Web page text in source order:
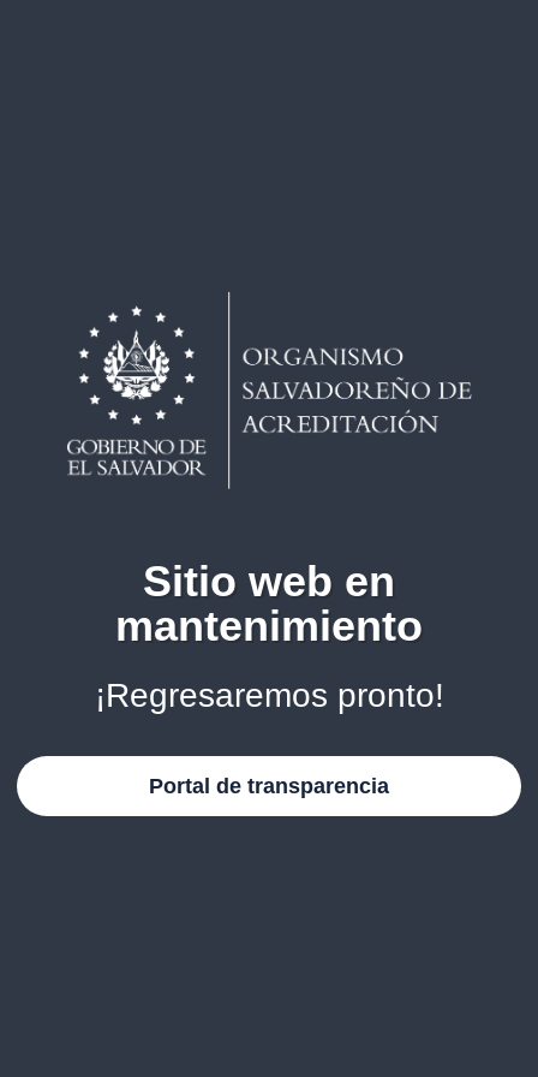
Sitio web en
mantenimiento
¡Regresaremos pronto!
Portal de transparencia